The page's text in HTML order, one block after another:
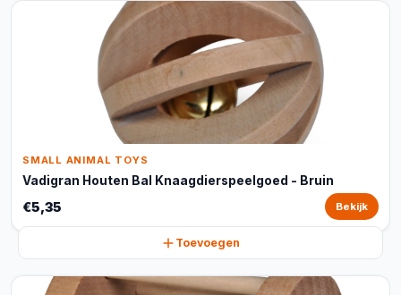
SMALL ANIMAL TOYS
Vadigran Houten Bal Knaagdierspeelgoed - Bruin
€5,35 Bekijk
Toevoegen